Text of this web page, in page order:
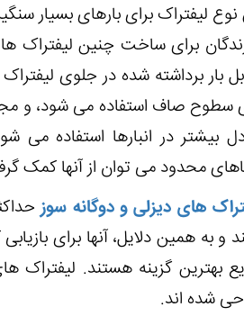
نوع لیفتراک برای بارهای بسیار
برای ساخت چنین لیفتراک
بار برداشته شده در جلوی
سطوح صاف استفاده می شود، و
بیشتر در انبارها استفاده
محدود می توان از آنها کمک
های دیزلی و دوگانه سوز
و به همین دلایل، آنها برای
بهترین گزینه هستند. لیفتراک
شده اند.